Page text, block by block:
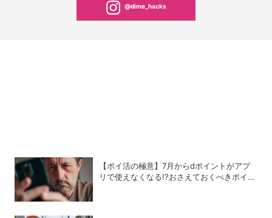
@dime_hacks
【ポイ活の極意】7月からdポイントがアプ
リで使えなくなる!?おさえておくべきポイン